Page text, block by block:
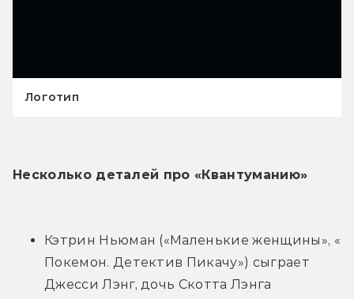
Логотип
Несколько деталей про «Квантуманию»
Кэтрин Ньюман («Маленькие женщины», «
Покемон. Детектив Пикачу») сыграет
Джесси Лэнг, дочь Скотта Лэнга